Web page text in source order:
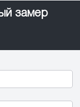
замер